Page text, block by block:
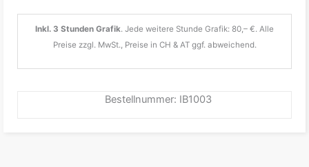
Inkl. 3 Stunden Grafik. Jede weitere Stunde Grafik: 80,– €. Alle
Preise zzgl. MwSt., Preise in CH & AT ggf. abweichend.
Bestellnummer: IB1003